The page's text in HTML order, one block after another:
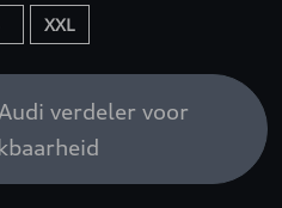
XXL
verdeler voor